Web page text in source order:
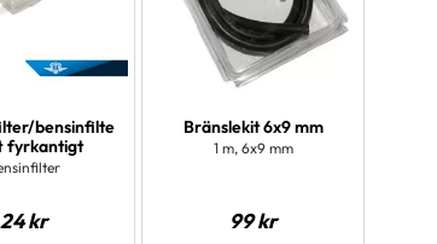
bensinfilte
fyrkantigt
24kr
Bränslekit 6x9 mm
1 m, 6x9 mm
99kr